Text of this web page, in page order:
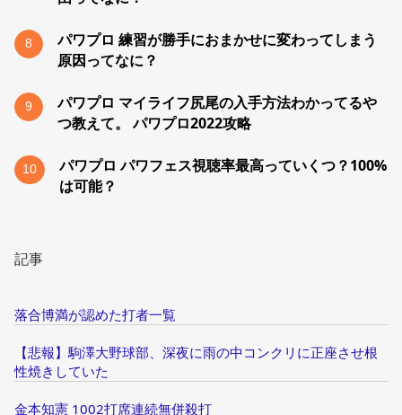
8
パワプロ 練習が勝手におまかせに変わってしまう
原因ってなに？
9
パワプロ マイライフ尻尾の入手方法わかってるや
つ教えて。 パワプロ2022攻略
10
パワプロ パワフェス視聴率最高っていくつ？100%
は可能？
記事
落合博満が認めた打者一覧
【悲報】駒澤大野球部、深夜に雨の中コンクリに正座させ根
性焼きしていた
金本知憲 1002打席連続無併殺打